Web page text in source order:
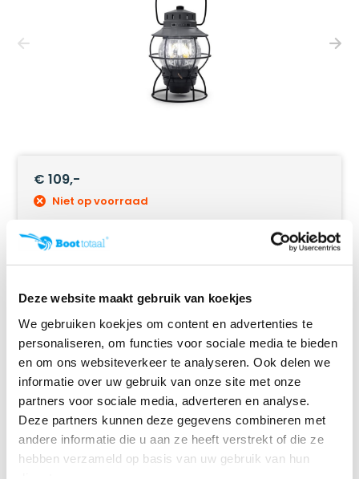
Deze website maakt gebruik van koekjes
We gebruiken koekjes om content en advertenties te
personaliseren, om functies voor sociale media te bieden
en om ons websiteverkeer te analyseren. Ook delen we
informatie over uw gebruik van onze site met onze
partners voor sociale media, adverteren en analyse.
Deze partners kunnen deze gegevens combineren met
andere informatie die u aan ze heeft verstrekt of die ze
hebben verzameld op basis van uw gebruik van hun
€ 109,-
Niet op voorraad
Ruim40 jaar ervaring
in scheepstechniek!
Productomschrijving
Specificaties